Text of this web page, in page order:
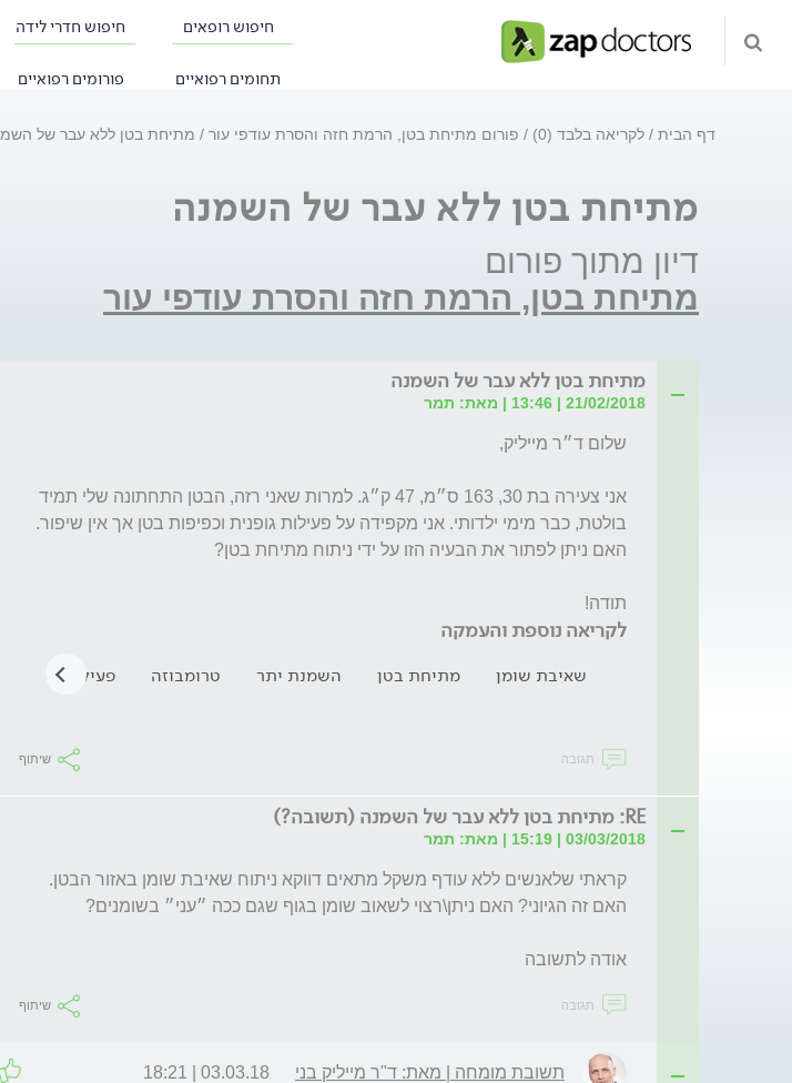
חיפוש רופאים חיפוש חדרי לידה
תחומים רפואיים פורומים רפואיים
דף הבית לקריאה בלבד (0) פורום מתיחת בטן, הרמת חזה והסרת עודפי עור מתיחת בטן ללא עבר של
מתיחת בטן ללא עבר של השמנה
דיון מתוך פורום
מתיחת בטן, הרמת חזה והסרת עודפי עור
מתיחת בטן ללא עבר של השמנה
21/02/2018 | 13:46 | מאת: תמר
תודה!
לקריאה נוספת והעמקה
שאיבת שומן מתיחת בטן השמנת יתר טרומבוזה פעילות גופנית
תגובה שיתוף
RE: מתיחת בטן ללא עבר של השמנה (תשובה?)
03/03/2018 | 15:19 | מאת: תמר
אודה לתשובה
תגובה שיתוף
תשובת מומחה | מאת: ד"ר מייליק בני 03.03.18 | 18:21